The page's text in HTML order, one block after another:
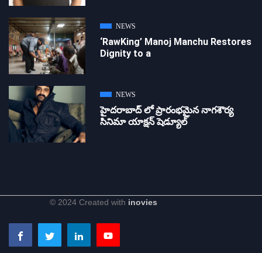
NEWS
‘RawKing’ Manoj Manchu Restores
Dignity to a
NEWS
హైదరాబాద్ లో ప్రారంభమైన నాగశౌర్య
సినిమా యాక్షన్ షెడ్యూల్
© 2024 Created with inovies